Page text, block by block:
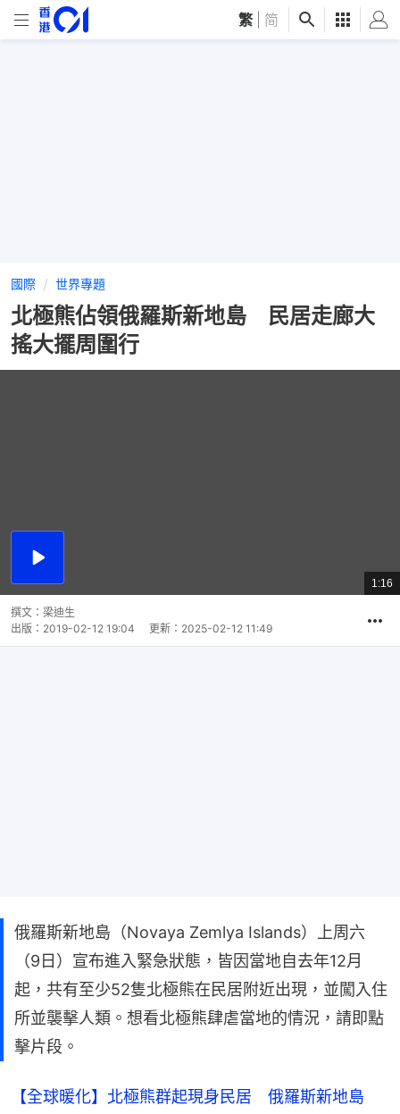
繁 简
國際 世界專題
北極熊佔領俄羅斯新地島 民居走廊大
搖大擺周圍行
播
總
共
1:16
撰文： 梁迪生
出版： 2019-02-12 19:04 更新： 2025-02-12 11:49
俄羅斯新地島（Novaya Zemlya Islands）上周六
（9日）宣布進入緊急狀態，皆因當地自去年12月
起，共有至少52隻北極熊在民居附近出現，並闖入住
所並襲擊人類。想看北極熊肆虐當地的情況，請即點
擊片段。
【全球暖化】北極熊群起現身民居 俄羅斯新地島